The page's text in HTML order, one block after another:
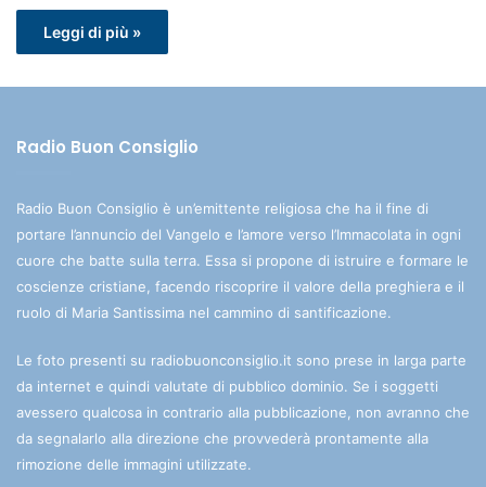
Leggi di più »
Radio Buon Consiglio
Radio Buon Consiglio è un’emittente religiosa che ha il fine di
portare l’annuncio del Vangelo e l’amore verso l’Immacolata in ogni
cuore che batte sulla terra. Essa si propone di istruire e formare le
coscienze cristiane, facendo riscoprire il valore della preghiera e il
ruolo di Maria Santissima nel cammino di santificazione.
Le foto presenti su radiobuonconsiglio.it sono prese in larga parte
da internet e quindi valutate di pubblico dominio. Se i soggetti
avessero qualcosa in contrario alla pubblicazione, non avranno che
da segnalarlo alla direzione che provvederà prontamente alla
rimozione delle immagini utilizzate.